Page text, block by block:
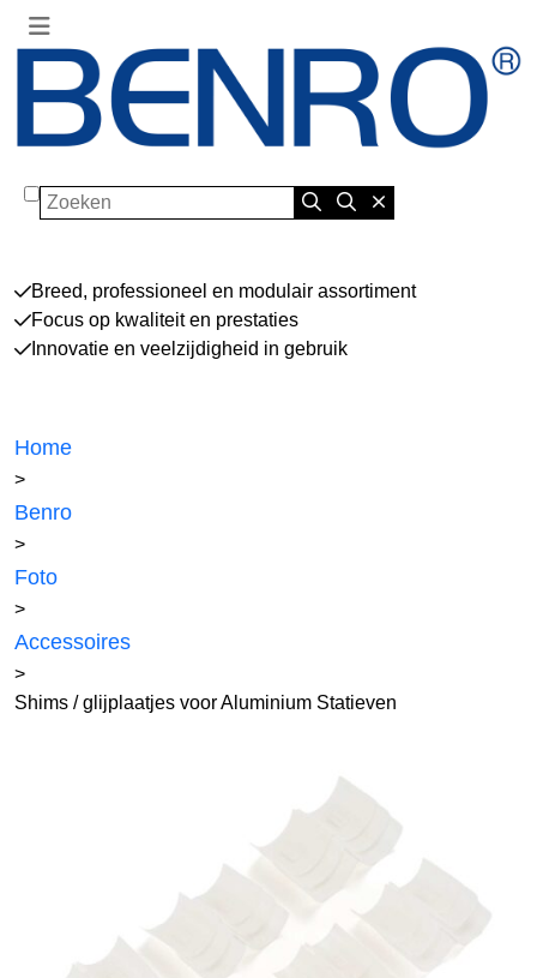
Zoeken
Breed, professioneel en modulair assortiment
Focus op kwaliteit en prestaties
Innovatie en veelzijdigheid in gebruik
Home
>
Benro
>
Foto
>
Accessoires
>
Shims / glijplaatjes voor Aluminium Statieven